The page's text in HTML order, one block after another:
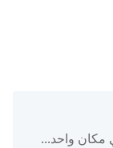
مكان واحد...